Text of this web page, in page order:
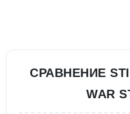
СРАВНЕНИЕ
WAR